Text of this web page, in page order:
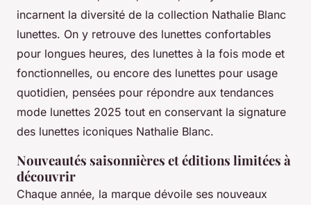
incarnent la diversité de la collection Nathalie Blanc
lunettes. On y retrouve des lunettes confortables
pour longues heures, des lunettes à la fois mode et
fonctionnelles, ou encore des lunettes pour usage
quotidien, pensées pour répondre aux tendances
mode lunettes 2025 tout en conservant la signature
des lunettes iconiques Nathalie Blanc.
Nouveautés saisonnières et éditions limitées à
découvrir
Chaque année, la marque dévoile ses nouveaux